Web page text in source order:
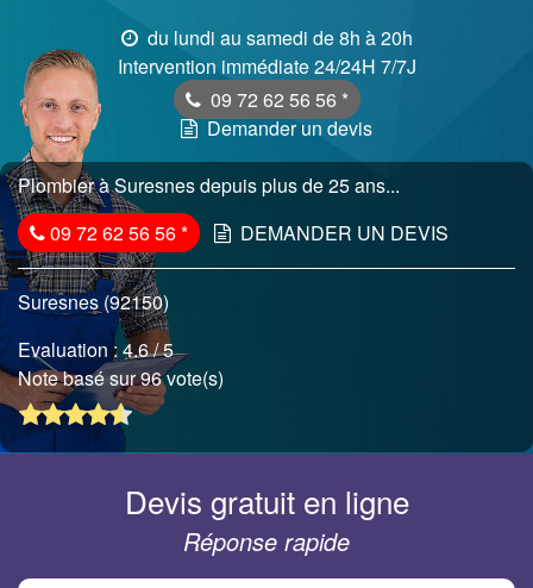
du lundi au samedi de 8h à 20h
Intervention immédiate 24/24H 7/7J
09 72 62 56 56 *
Demander un devis
Plombier à Suresnes depuis plus de 25 ans...
09 72 62 56 56* DEMANDER UN DEVIS
Suresnes (92150)
Evaluation :4.6/ 5
Note basé sur 96 vote(s)
Devis gratuit en ligne
Réponse rapide